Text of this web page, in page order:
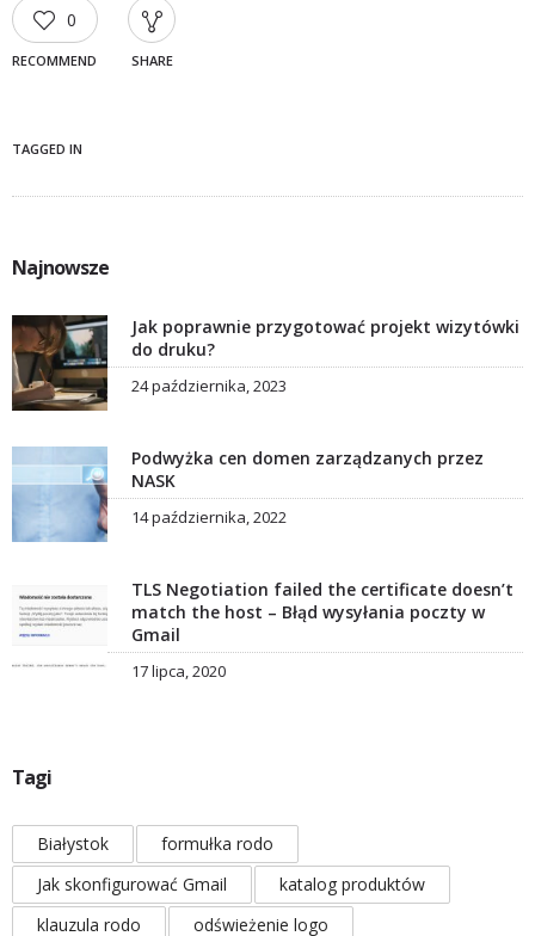
0
RECOMMEND SHARE
TAGGED IN
Najnowsze
Jak poprawnie przygotować projekt wizytówki
do druku?
24 października, 2023
Podwyżka cen domen zarządzanych przez
NASK
14 października, 2022
TLS Negotiation failed the certificate doesn’t
match the host – Błąd wysyłania poczty w
Gmail
17 lipca, 2020
Tagi
Białystok
formułka rodo
Jak skonfigurować Gmail
katalog produktów
klauzula rodo
odświeżenie logo